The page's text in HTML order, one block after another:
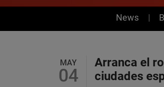
News
News
MAY
04
Arranca el
ciudades